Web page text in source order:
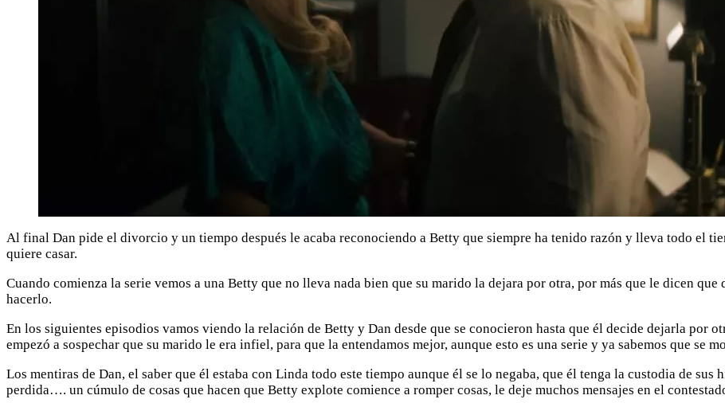
Al final Dan pide el divorcio y un tiempo después le acaba reconociendo a Betty que siempre ha tenido razón y lleva todo el
quiere casar.
Cuando comienza la serie vemos a una Betty que no lleva nada bien que su marido la dejara por otra, por más que le dicen
hacerlo.
En los siguientes episodios vamos viendo la relación de Betty y Dan desde que se conocieron hasta que él decide dejarla por
empezó a sospechar que su marido le era infiel, para que la entendamos mejor, aunque esto es una serie y ya sabemos que se
Los mentiras de Dan, el saber que él estaba con Linda todo este tiempo aunque él se lo negaba, que él tenga la custodia de sus
perdida…. un cúmulo de cosas que hacen que Betty explote comience a romper cosas, le deje muchos mensajes en el